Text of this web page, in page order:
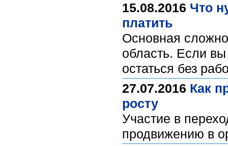
15.08.2016 Что
платить
Основная
область. Если вы
остаться без
27.07.2016 Как
росту
Участие в
продвижению в